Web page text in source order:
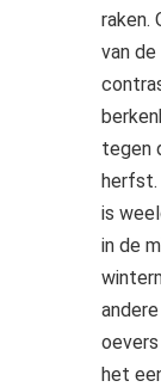
raken.
van
tegen
herfst.
is
in de
het